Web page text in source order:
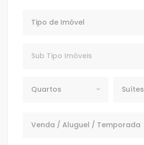
Tipo de Imóvel
Sub Tipo Imóveis
Quartos Suítes
Venda / Aluguel / Temporada
Venda / Aluguel / Temporada